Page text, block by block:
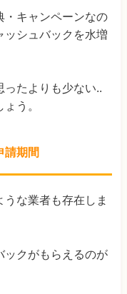
・キャンペーンなの
ッシュバックを水増
ったよりも少ない..
う。
請期間
な業者も存在しま
ックがもらえるのが